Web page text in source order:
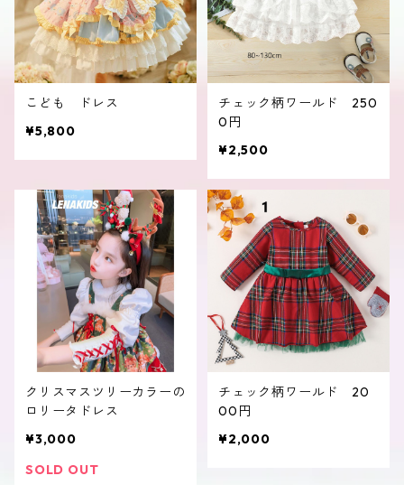
こども ドレス
¥5,800
チェック柄ワールド 250
0円
¥2,500
クリスマスツリーカラーの
ロリータドレス
¥3,000
SOLD OUT
チェック柄ワールド 20
00円
¥2,000